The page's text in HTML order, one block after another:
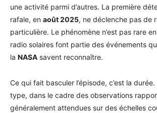
une activité parmi d’autres. La première
rafale, en août 2025, ne déclenche pas de
particulière. Le phénomène n’est pas rare
radio solaires font partie des événements
la NASA savent reconnaître.
Ce qui fait basculer l’épisode, c’est la
type, dans le cadre des observations
généralement attendues sur des échelles